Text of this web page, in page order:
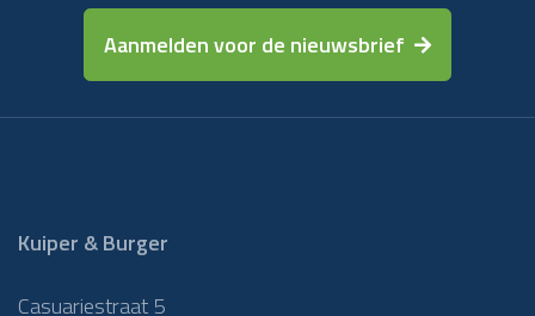
Aanmelden voor de nieuwsbrief
Kuiper & Burger
Casuariestraat 5